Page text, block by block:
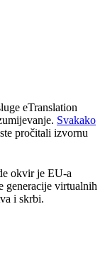
eTranslation
Svakako
pročitali izvornu
okvir je EU-a
generacije virtualnih
i skrbi.